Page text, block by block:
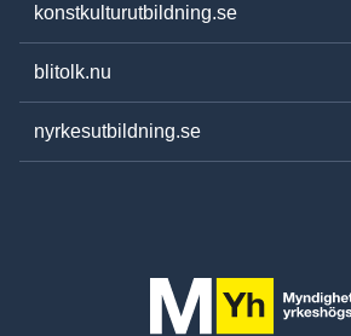
konstkulturutbildning.se
blitolk.nu
nyrkesutbildning.se